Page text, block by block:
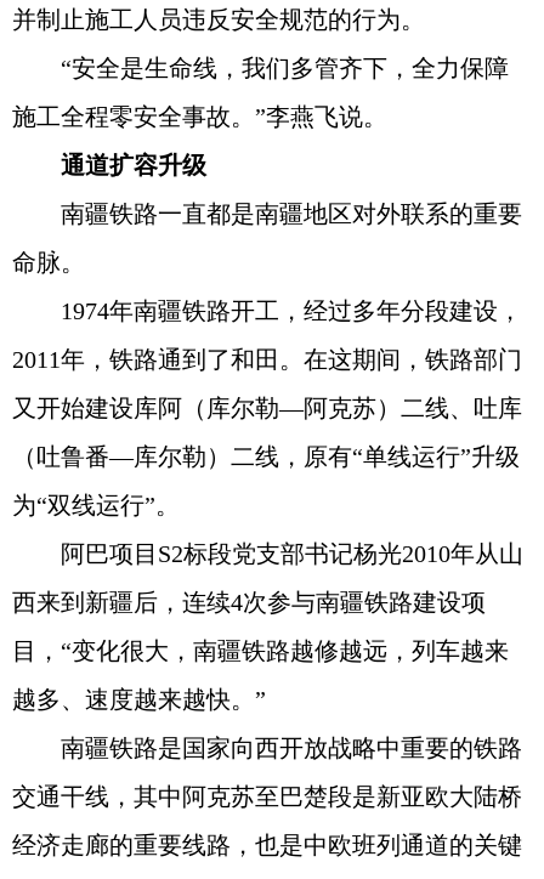
并制止施工人员违反安全规范的行为。
“安全是生命线，我们多管齐下，全力保障
施工全程零安全事故。”李燕飞说。
通道扩容升级
南疆铁路一直都是南疆地区对外联系的重要
命脉。
1974年南疆铁路开工，经过多年分段建设，
2011年，铁路通到了和田。在这期间，铁路部门
又开始建设库阿（库尔勒—阿克苏）二线、吐库
（吐鲁番—库尔勒）二线，原有“单线运行”升级
为“双线运行”。
阿巴项目S2标段党支部书记杨光2010年从山
西来到新疆后，连续4次参与南疆铁路建设项
目，“变化很大，南疆铁路越修越远，列车越来
越多、速度越来越快。”
南疆铁路是国家向西开放战略中重要的铁路
交通干线，其中阿克苏至巴楚段是新亚欧大陆桥
经济走廊的重要线路，也是中欧班列通道的关键